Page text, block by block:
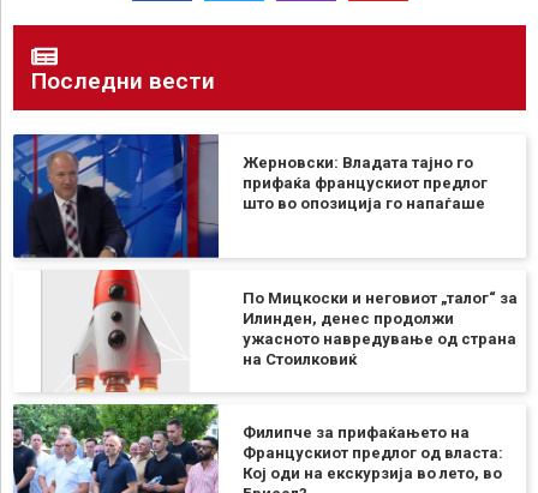
Последни вести
Жерновски: Владата тајно го
прифаќа францускиот предлог
што во опозиција го напаѓаше
По Мицкоски и неговиот „талог“ за
Илинден, денес продолжи
ужасното навредување од страна
на Стоилковиќ
Филипче за прифаќањето на
Францускиот предлог од власта:
Кој оди на екскурзија во лето, во